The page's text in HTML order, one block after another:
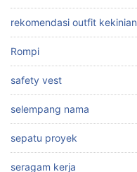
rekomendasi outfit kekinian
Rompi
safety vest
selempang nama
sepatu proyek
seragam kerja